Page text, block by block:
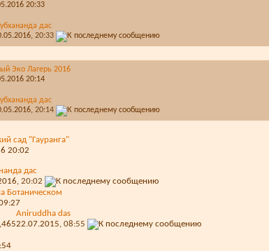
20:33
дас
20:33
Эко Лагерь 2016
20:14
дас
20:14
сад "Гауранга"
20:02
дас
20:02
Ботаническом
Aniruddha das
22.07.2015, 08:55